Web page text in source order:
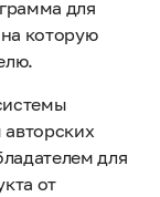
для
которую
для
от